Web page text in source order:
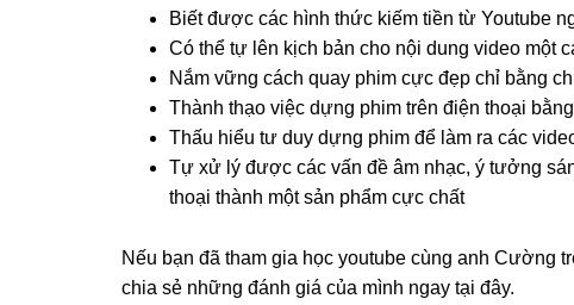
Biết được các hình thức kiếm tiền từ Youtube
Có thể tự lên kịch bản cho nội dung video một
Nắm vững cách quay phim cực đẹp chỉ bằng
Thành thạo việc dựng phim trên điện thoại
Thấu hiểu tư duy dựng phim để làm ra các
Tự xử lý được các vấn đề âm nhạc, ý tưởng
thoại thành một sản phẩm cực chất
Nếu bạn đã tham gia học youtube cùng anh Cường
chia sẻ những đánh giá của mình ngay tại đây.